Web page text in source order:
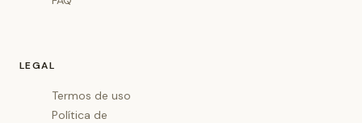
LEGAL
Termos de uso
Política de